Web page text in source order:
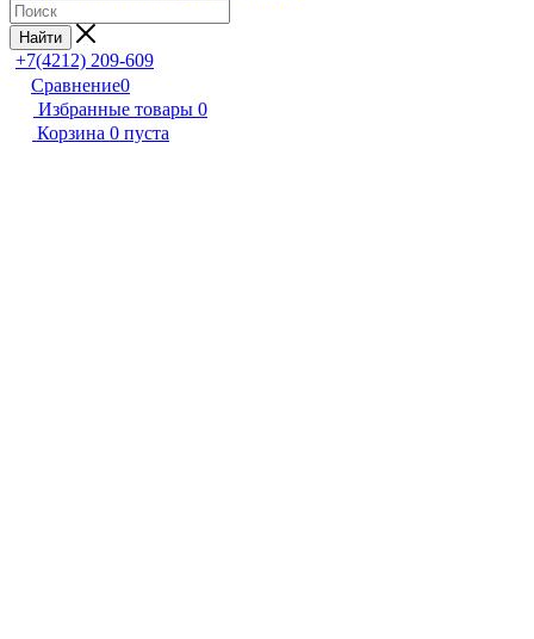
Найти
+7(4212) 209-609
Сравнение0
Избранные товары 0
Корзина 0 пуста